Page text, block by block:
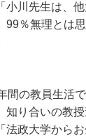
小川先生は、
99％無理とは
の教員生活
知り合いの教
法政大学から